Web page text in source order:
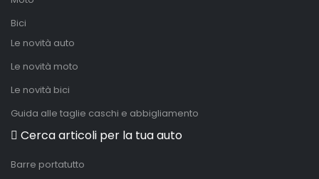
Bici
Le novità auto
Le novità moto
Le novità bici
Guida alle taglie caschi e abbigliamento
Cerca articoli per la tua auto
Barre portatutto